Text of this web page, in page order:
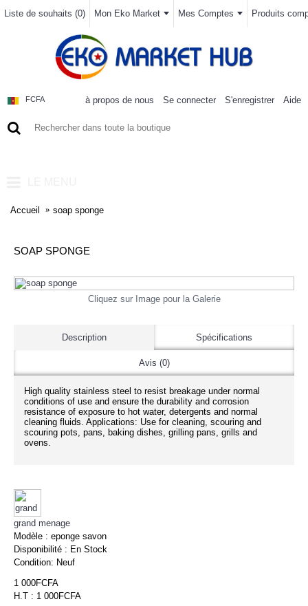
Liste de souhaits (0) Mon Eko Market Mes Comptes Produits
FCFA à propos de nous Se connecter S'enregistrer Aide
Accueil soap sponge
SOAP SPONGE
Cliquez sur Image pour la Galerie
Description Spécifications
Avis (0)
High quality stainless steel to resist breakage under normal
conditions of use and ensure the durability and corrosion
resistance of exposure to hot water, detergents and normal
cleaning fluids. Applications: Use for cleaning, scouring and
scouring pots, pans, baking dishes, grilling pans, grills and
ovens.
grand menage
Modèle : eponge savon
Disponibilité : En Stock
Condition: Neuf
1 000FCFA
H.T : 1 000FCFA